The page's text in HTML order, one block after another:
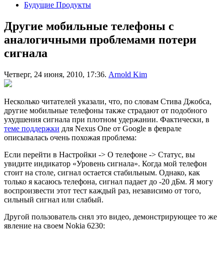
Будущие Продукты
Другие мобильные телефоны с
аналогичными проблемами потери
сигнала
Четверг, 24 июня, 2010, 17:36. Arnold Kim
Несколько читателей указали, что, по словам Стива Джобса,
другие мобильные телефоны также страдают от подобного
ухудшения сигнала при плотном удержании. Фактически, в
теме поддержки для Nexus One от Google в феврале
описывалась очень похожая проблема:
Если перейти в Настройки -> О телефоне -> Статус, вы
увидите индикатор «Уровень сигнала». Когда мой телефон
стоит на столе, сигнал остается стабильным. Однако, как
только я касаюсь телефона, сигнал падает до -20 дБм. Я могу
воспроизвести этот тест каждый раз, независимо от того,
сильный сигнал или слабый.
Другой пользователь снял это видео, демонстрирующее то же
явление на своем Nokia 6230: